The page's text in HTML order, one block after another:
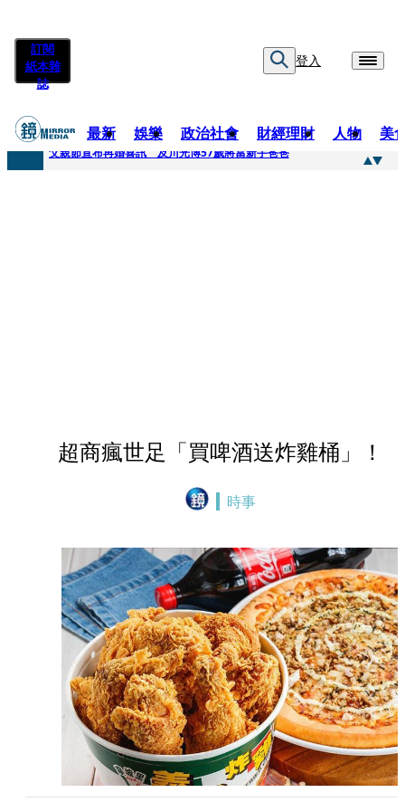
訂閱
紙本雜
誌
登入
最新 娛樂 政治社會 財經理財 人物 美
快訊
父親節宣布再婚喜訊 及川光博57歲將當新手爸爸
超商瘋世足「買啤酒送炸雞桶」！
時事